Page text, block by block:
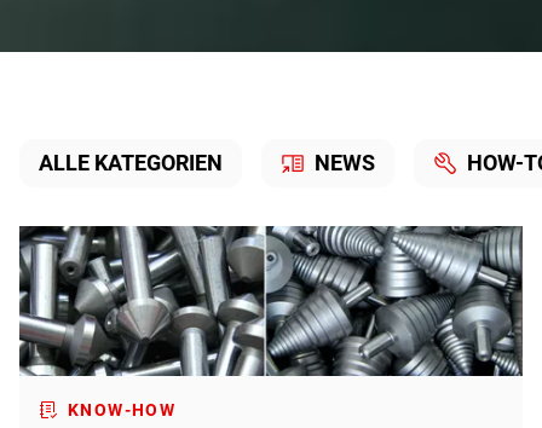
ALLE KATEGORIEN NEWS HOW-
KNOW-HOW